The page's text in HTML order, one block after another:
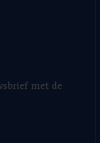
met de